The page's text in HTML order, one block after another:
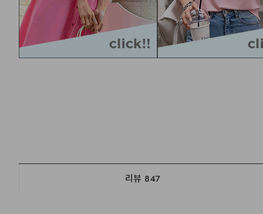
리뷰 847